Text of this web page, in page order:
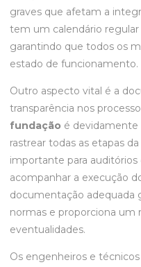
graves que afetam a
tem um calendário
garantindo que todos os
estado de funcionamento.
Outro aspecto vital é a
transparência nos
fundação é
rastrear todas as etapas
importante para
acompanhar a execução
documentação adequada
normas e proporciona um
eventualidades.
Os engenheiros e